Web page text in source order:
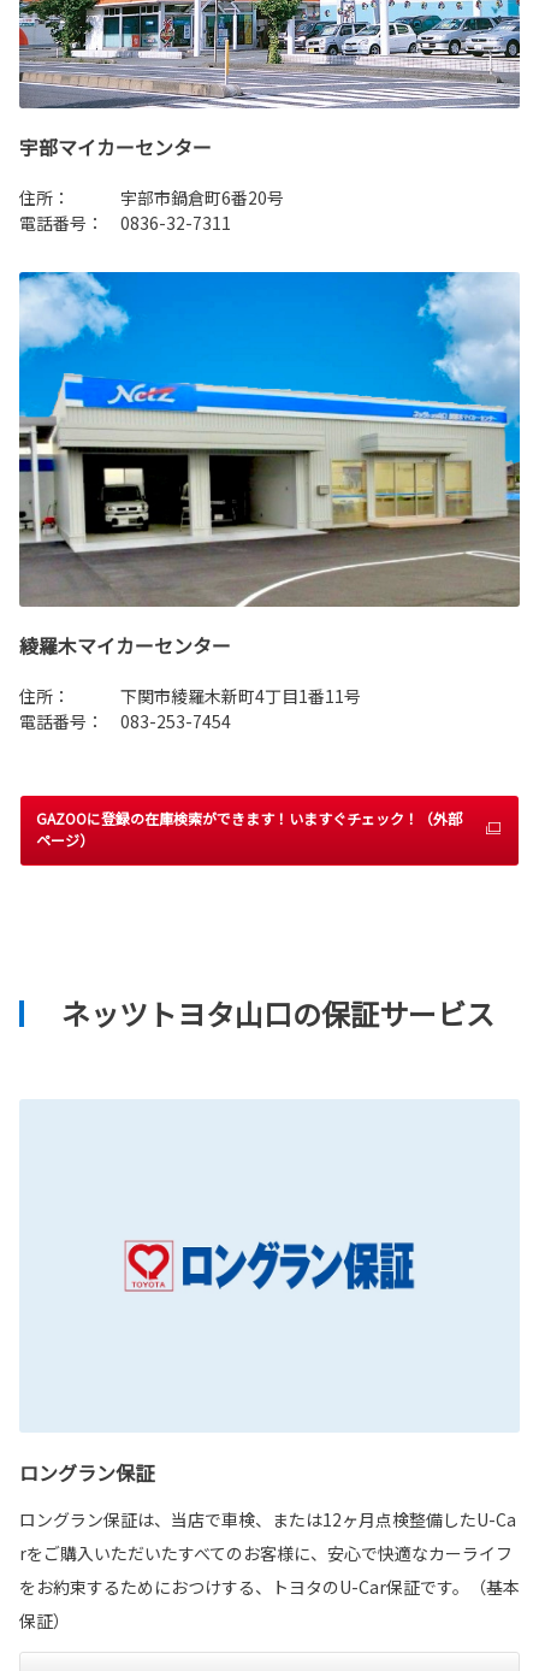
宇部マイカーセンター
住所： 宇部市鍋倉町6番20号
電話番号： 0836-32-7311
綾羅木マイカーセンター
住所： 下関市綾羅木新町4丁目1番11号
電話番号： 083-253-7454
GAZOOに登録の在庫検索ができます！いますぐチェック！（外部
ページ）
ネッツトヨタ山口の保証サービス
ロングラン保証
ロングラン保証は、当店で車検、または12ヶ月点検整備したU-Ca
rをご購入いただいたすべてのお客様に、安心で快適なカーライフ
をお約束するためにおつけする、トヨタのU-Car保証です。（基本
保証）